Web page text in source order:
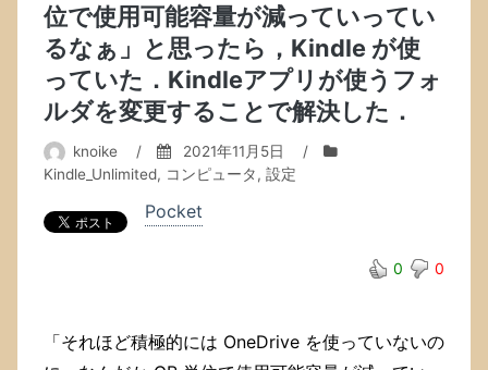
位で使用可能容量が減っていってい
るなぁ」と思ったら，Kindle が使
っていた．Kindleアプリが使うフォ
ルダを変更することで解決した．
knoike / 2021年11月5日
/
Kindle_Unlimited, コンピュータ, 設定
Pocket
0 0
「それほど積極的には OneDrive を使っていないの